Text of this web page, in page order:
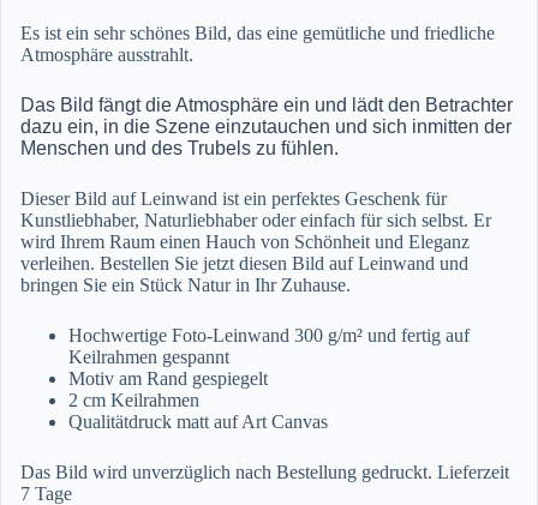
Es ist ein sehr schönes Bild, das eine gemütliche und friedliche
Atmosphäre ausstrahlt.
Das Bild fängt die Atmosphäre ein und lädt den Betrachter
dazu ein, in die Szene einzutauchen und sich inmitten der
Menschen und des Trubels zu fühlen.
Dieser Bild auf Leinwand ist ein perfektes Geschenk für
Kunstliebhaber, Naturliebhaber oder einfach für sich selbst. Er
wird Ihrem Raum einen Hauch von Schönheit und Eleganz
verleihen. Bestellen Sie jetzt diesen Bild auf Leinwand und
bringen Sie ein Stück Natur in Ihr Zuhause.
Hochwertige Foto-Leinwand 300 g/m² und fertig auf
Keilrahmen gespannt
Motiv am Rand gespiegelt
2 cm Keilrahmen
Qualitätdruck matt auf Art Canvas
Das Bild wird unverzüglich nach Bestellung gedruckt. Lieferzeit
7 Tage